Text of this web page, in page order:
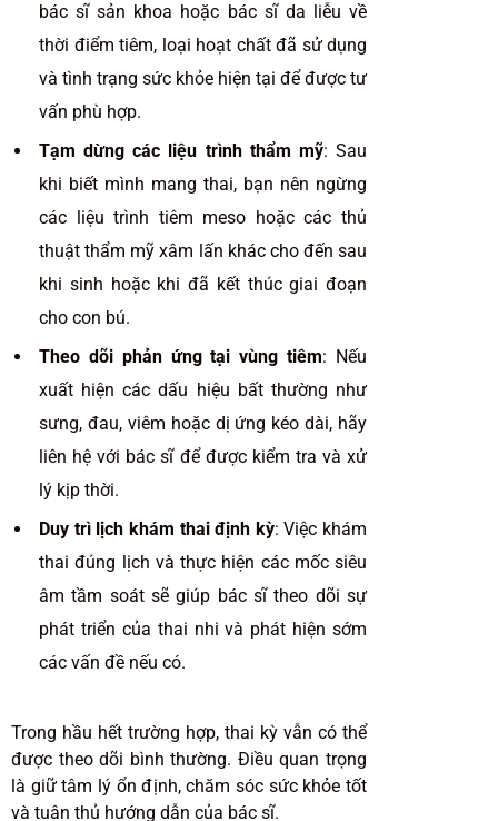
bác sĩ sản khoa hoặc bác sĩ da liễu về
thời điểm tiêm, loại hoạt chất đã sử dụng
và tình trạng sức khỏe hiện tại để được tư
vấn phù hợp.
Tạm dừng các liệu trình thẩm mỹ: Sau
khi biết mình mang thai, bạn nên ngừng
các liệu trình tiêm meso hoặc các thủ
thuật thẩm mỹ xâm lấn khác cho đến sau
khi sinh hoặc khi đã kết thúc giai đoạn
cho con bú.
Theo dõi phản ứng tại vùng tiêm: Nếu
xuất hiện các dấu hiệu bất thường như
sưng, đau, viêm hoặc dị ứng kéo dài, hãy
liên hệ với bác sĩ để được kiểm tra và xử
lý kịp thời.
Duy trì lịch khám thai định kỳ: Việc khám
thai đúng lịch và thực hiện các mốc siêu
âm tầm soát sẽ giúp bác sĩ theo dõi sự
phát triển của thai nhi và phát hiện sớm
các vấn đề nếu có.
Trong hầu hết trường hợp, thai kỳ vẫn có thể
được theo dõi bình thường. Điều quan trọng
là giữ tâm lý ổn định, chăm sóc sức khỏe tốt
và tuân thủ hướng dẫn của bác sĩ.